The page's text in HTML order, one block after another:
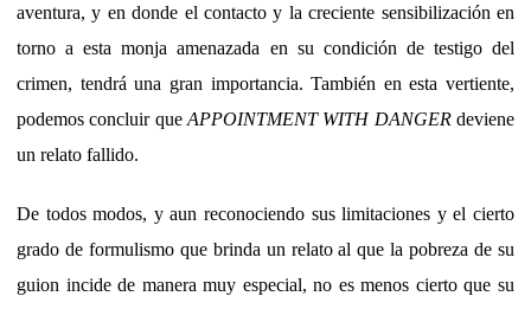
aventura, y en donde el contacto y la creciente sensibilización en
torno a esta monja amenazada en su condición de testigo del
crimen, tendrá una gran importancia. También en esta vertiente,
podemos concluir que APPOINTMENT WITH DANGERdeviene
un relato fallido.
De todos modos, y aun reconociendo sus limitaciones y el cierto
grado de formulismo que brinda un relato al que la pobreza de su
guion incide de manera muy especial, no es menos cierto que su